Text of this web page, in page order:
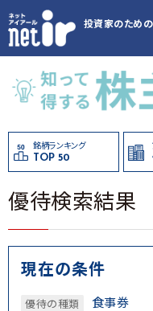
投資家のための
銘柄ランキング
TOP 50
優待検索結果
現在の条件
優待の種類 食事券